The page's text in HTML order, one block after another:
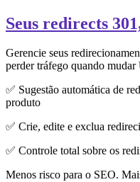
Seus redirects
Gerencie seus
perder tráfego quando
✅ Sugestão automática de
produto
✅ Crie, edite e exclua
✅ Controle total sobre os
Menos risco para o SEO.